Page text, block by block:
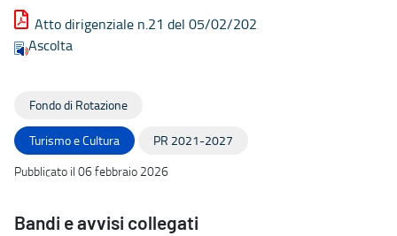
Atto dirigenziale n.21 del 05/02/202
Ascolta
Fondo di Rotazione
Turismo e Cultura
PR 2021-2027
Pubblicato il 06 febbraio 2026
Bandi e avvisi collegati